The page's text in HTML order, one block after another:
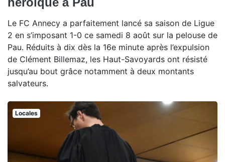
Le FC Annecy a parfaitement lancé sa saison de Ligue
2 en s’imposant 1-0 ce samedi 8 août sur la pelouse de
Pau. Réduits à dix dès la 16e minute après l’expulsion
de Clément Billemaz, les Haut-Savoyards ont résisté
jusqu’au bout grâce notamment à deux montants
salvateurs.
Locales